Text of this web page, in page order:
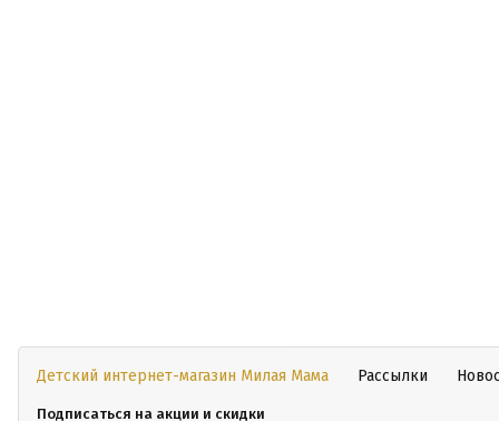
Детский интернет-магазин Милая Мама Рассылки
Подписаться на акции и скидки